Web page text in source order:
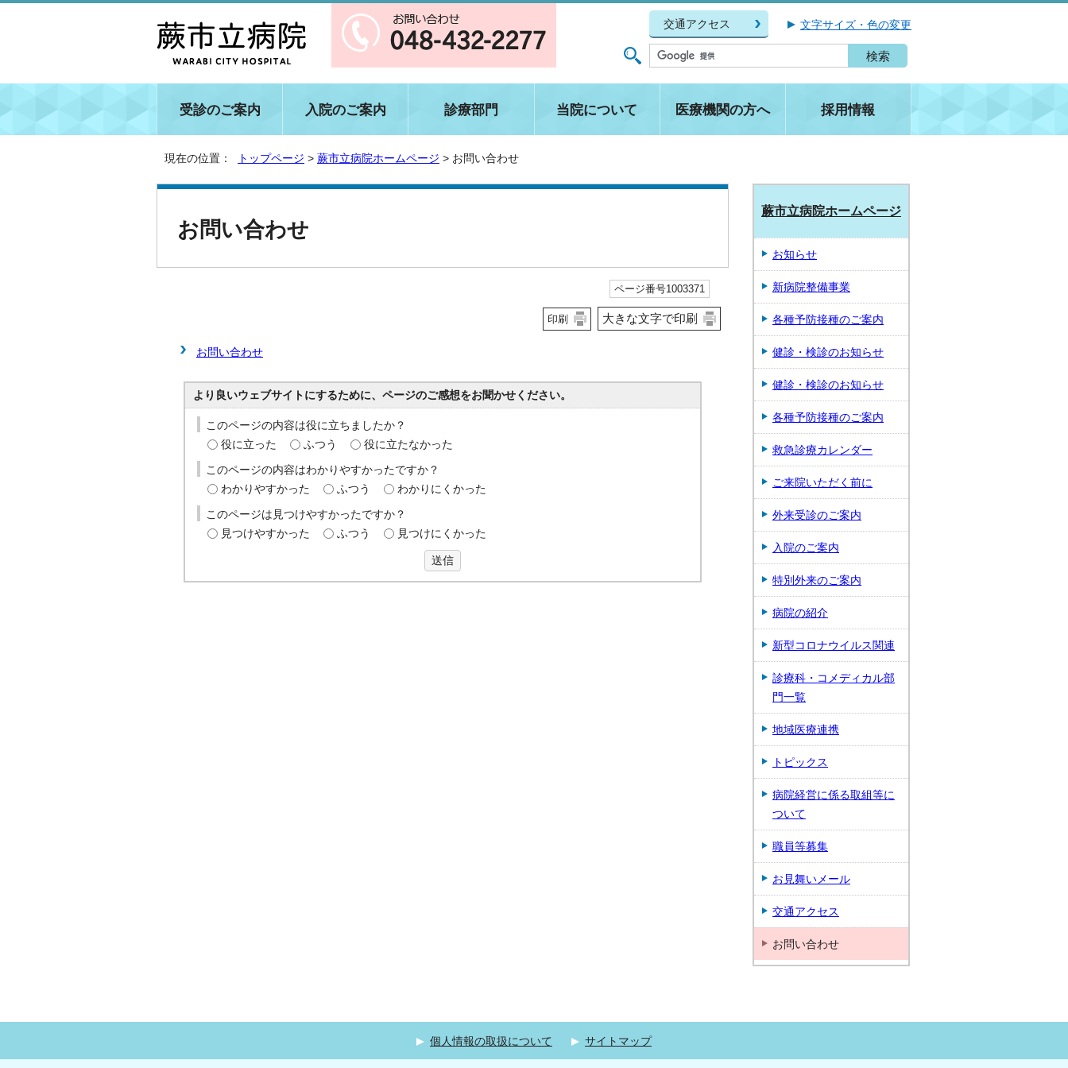
交通アクセス 文字サイズ・色の変更
受診のご案内 入院のご案内 診療部門 当院について 医療機関の方へ 採用情報
現在の位置： トップページ > 蕨市立病院ホームページ > お問い合わせ
お問い合わせ
ページ番号1003371
印刷 大きな文字で印刷
お問い合わせ
より良いウェブサイトにするために、ページのご感想をお聞かせください。
このページの内容は役に立ちましたか？
役に立った
ふつう
役に立たなかった
このページの内容はわかりやすかったですか？
わかりやすかった
ふつう
わかりにくかった
このページは見つけやすかったですか？
見つけやすかった
ふつう 見つけにくかった
送信
蕨市立病院ホームページ
お知らせ
新病院整備事業
各種予防接種のご案内
健診・検診のお知らせ
健診・検診のお知らせ
各種予防接種のご案内
救急診療カレンダー
ご来院いただく前に
外来受診のご案内
入院のご案内
特別外来のご案内
病院の紹介
新型コロナウイルス関連
診療科・コメディカル部
門一覧
地域医療連携
トピックス
病院経営に係る取組等に
ついて
職員等募集
お見舞いメール
交通アクセス
お問い合わせ
個人情報の取扱について サイトマップ